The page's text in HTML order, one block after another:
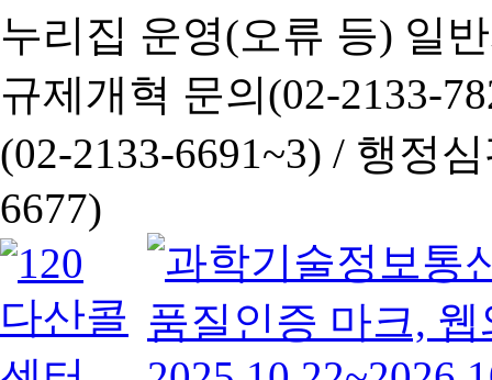
누리집 운영(오류 등) 일
규제개혁 문의(02-2133-
(02-2133-6691~3) / 행정심
6677)